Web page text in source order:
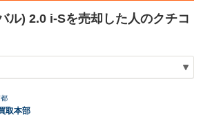
ル) 2.0 i-Sを売却した人のクチコ
取本部